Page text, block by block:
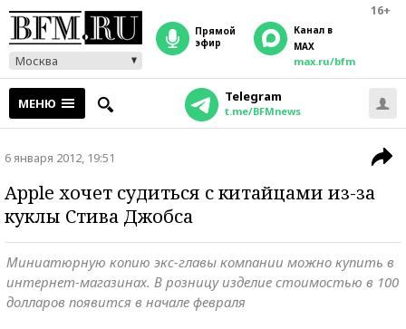
16+
Москва
прямой
эфир
Канал в
MAX
max.ru/bfm
МЕНЮ Telegram
t.me/BFMnews
6 января 2012, 19:51
Apple хочет судиться с китайцами из-за
куклы Стива Джобса
Миниатюрную копию экс-главы компании можно купить в
интернет-магазинах. В розницу изделие стоимостью в 100
долларов появится в начале февраля